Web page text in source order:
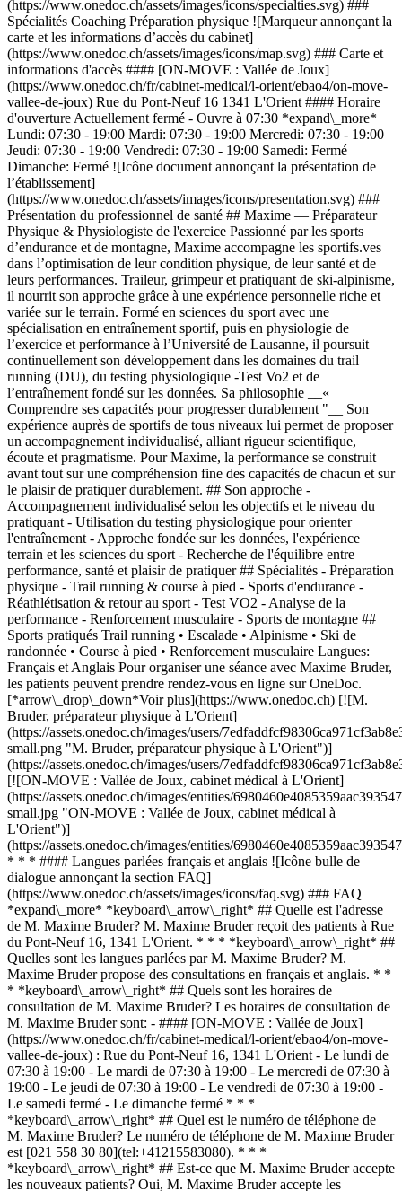
(https://www.onedoc.ch/assets/images/icons/specialties.svg) ###
Spécialités Coaching Préparation physique ![Marqueur annonçant la
carte et les informations d’accès du cabinet]
(https://www.onedoc.ch/assets/images/icons/map.svg) ### Carte et
informations d'accès #### [ON-MOVE : Vallée de Joux]
(https://www.onedoc.ch/fr/cabinet-medical/l-orient/ebao4/on-move-
vallee-de-joux) Rue du Pont-Neuf 16 1341 L'Orient #### Horaire
d'ouverture Actuellement fermé - Ouvre à 07:30 *expand\_more*
Lundi: 07:30 - 19:00 Mardi: 07:30 - 19:00 Mercredi: 07:30 - 19:00
Jeudi: 07:30 - 19:00 Vendredi: 07:30 - 19:00 Samedi: Fermé
Dimanche: Fermé ![Icône document annonçant la présentation de
l’établissement]
(https://www.onedoc.ch/assets/images/icons/presentation.svg) ###
Présentation du professionnel de santé ## Maxime — Préparateur
Physique & Physiologiste de l'exercice Passionné par les sports
d’endurance et de montagne, Maxime accompagne les sportifs.ves
dans l’optimisation de leur condition physique, de leur santé et de
leurs performances. Traileur, grimpeur et pratiquant de ski-alpinisme,
il nourrit son approche grâce à une expérience personnelle riche et
variée sur le terrain. Formé en sciences du sport avec une
spécialisation en entraînement sportif, puis en physiologie de
l’exercice et performance à l’Université de Lausanne, il poursuit
continuellement son développement dans les domaines du trail
running (DU), du testing physiologique -Test Vo2 et de
l’entraînement fondé sur les données. Sa philosophie __«
Comprendre ses capacités pour progresser durablement "__ Son
expérience auprès de sportifs de tous niveaux lui permet de proposer
un accompagnement individualisé, alliant rigueur scientifique,
écoute et pragmatisme. Pour Maxime, la performance se construit
avant tout sur une compréhension fine des capacités de chacun et sur
le plaisir de pratiquer durablement. ## Son approche -
Accompagnement individualisé selon les objectifs et le niveau du
pratiquant - Utilisation du testing physiologique pour orienter
l'entraînement - Approche fondée sur les données, l'expérience
terrain et les sciences du sport - Recherche de l'équilibre entre
performance, santé et plaisir de pratiquer ## Spécialités - Préparation
physique - Trail running & course à pied - Sports d'endurance -
Réathlétisation & retour au sport - Test VO2 - Analyse de la
performance - Renforcement musculaire - Sports de montagne ##
Sports pratiqués Trail running • Escalade • Alpinisme • Ski de
randonnée • Course à pied • Renforcement musculaire Langues:
Français et Anglais Pour organiser une séance avec Maxime Bruder,
les patients peuvent prendre rendez-vous en ligne sur OneDoc.
[*arrow\_drop\_down*Voir plus](https://www.onedoc.ch) [![M.
Bruder, préparateur physique à L'Orient]
(https://assets.onedoc.ch/images/users/
small.png "M. Bruder, préparateur physique à L'Orient")]
(https://assets.onedoc.ch/images/users/
[![ON-MOVE : Vallée de Joux, cabinet médical à L'Orient]
(https://assets.onedoc.ch/images/entities/
small.jpg "ON-MOVE : Vallée de Joux, cabinet médical à
L'Orient")]
(https://assets.onedoc.ch/images/entities/
* * * #### Langues parlées français et anglais ![Icône bulle de
dialogue annonçant la section FAQ]
(https://www.onedoc.ch/assets/images/icons/faq.svg) ### FAQ
*expand\_more* *keyboard\_arrow\_right* ## Quelle est l'adresse
de M. Maxime Bruder? M. Maxime Bruder reçoit des patients à Rue
du Pont-Neuf 16, 1341 L'Orient. * * * *keyboard\_arrow\_right* ##
Quelles sont les langues parlées par M. Maxime Bruder? M.
Maxime Bruder propose des consultations en français et anglais. * *
* *keyboard\_arrow\_right* ## Quels sont les horaires de
consultation de M. Maxime Bruder? Les horaires de consultation de
M. Maxime Bruder sont: - #### [ON-MOVE : Vallée de Joux]
(https://www.onedoc.ch/fr/cabinet-medical/l-orient/ebao4/on-move-
vallee-de-joux) : Rue du Pont-Neuf 16, 1341 L'Orient - Le lundi de
07:30 à 19:00 - Le mardi de 07:30 à 19:00 - Le mercredi de 07:30 à
19:00 - Le jeudi de 07:30 à 19:00 - Le vendredi de 07:30 à 19:00 -
Le samedi fermé - Le dimanche fermé * * *
*keyboard\_arrow\_right* ## Quel est le numéro de téléphone de
M. Maxime Bruder? Le numéro de téléphone de M. Maxime Bruder
est [021 558 30 80](tel:+41215583080). * * *
*keyboard\_arrow\_right* ## Est-ce que M. Maxime Bruder accepte
les nouveaux patients? Oui, M. Maxime Bruder accepte les